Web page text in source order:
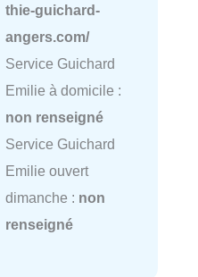
thie-guichard-
angers.com/
Service Guichard
Emilie à domicile :
non renseigné
Service Guichard
Emilie ouvert
dimanche : non
renseigné